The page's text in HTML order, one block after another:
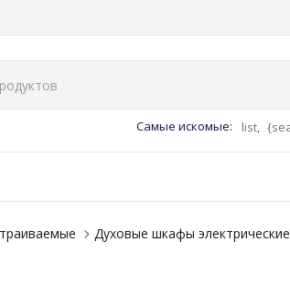
Самые искомые: list,
Духовые шкафы электрические